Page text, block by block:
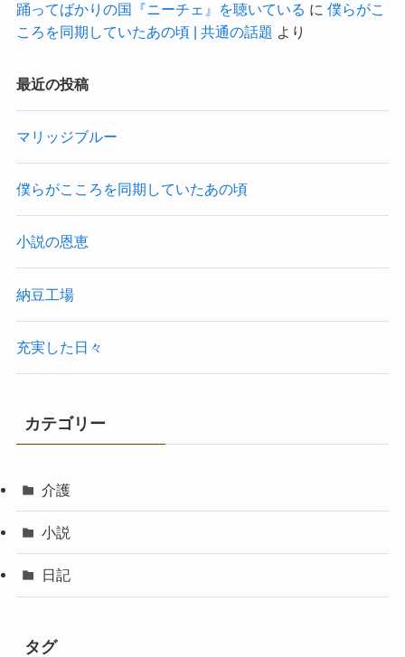
踊ってばかりの国『ニーチェ』を聴いている に 僕らがこ
ころを同期していたあの頃 | 共通の話題 より
最近の投稿
マリッジブルー
僕らがこころを同期していたあの頃
小説の恩恵
納豆工場
充実した日々
カテゴリー
介護
小説
日記
タグ